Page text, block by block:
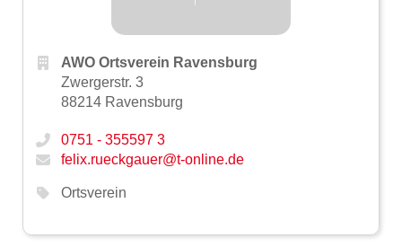
AWO Ortsverein Ravensburg
Zwergerstr. 3
88214 Ravensburg
0751 - 355597 3
felix.rueckgauer@t-online.de
Ortsverein